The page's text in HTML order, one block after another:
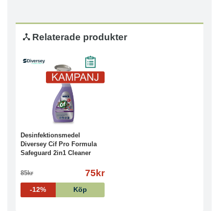
Relaterade produkter
Desinfektionsmedel
Diversey Cif Pro Formula
Safeguard 2in1 Cleaner
85kr
75kr
-12% Köp